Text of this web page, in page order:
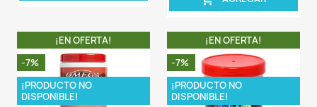
OTROS PRODUCTOS DE LA
CATEGORIA
¡EN OFERTA!